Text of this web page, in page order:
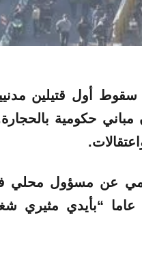
أول قتيلين
مباني حكومية
عن مسؤول محلي